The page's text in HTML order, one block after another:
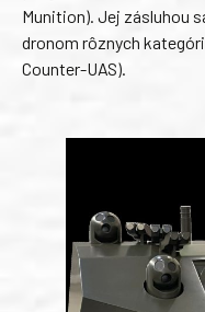
Munition). Jej zásluhou
dronom rôznych
Counter-UAS).